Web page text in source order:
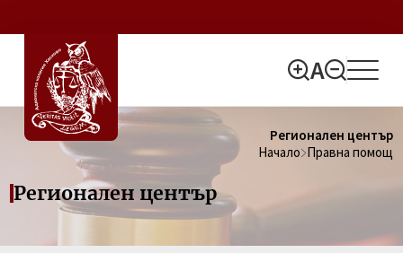
Регионален център
Начало Правна помощ
Регионален център